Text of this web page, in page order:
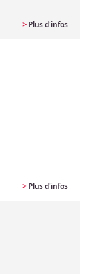
> Plus d'infos
> Plus d'infos